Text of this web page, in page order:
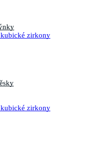
zirkony
zirkony